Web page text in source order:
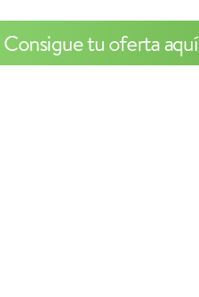
Consigue tu oferta aquí